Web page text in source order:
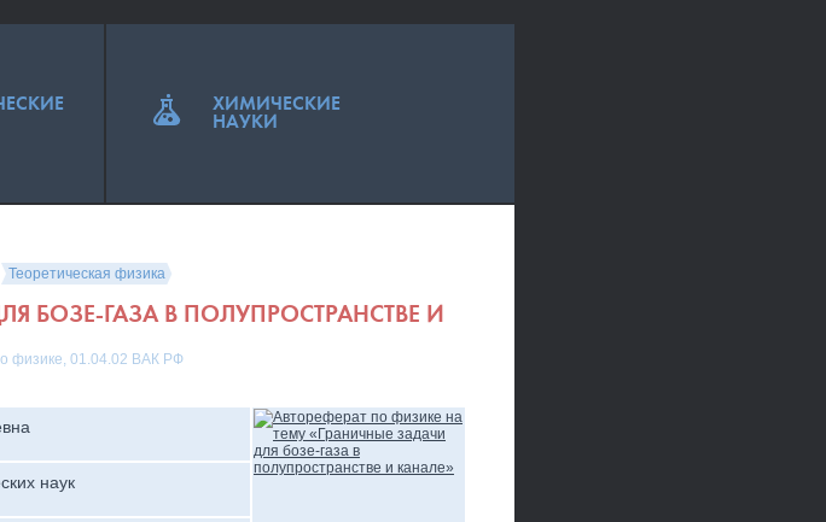
Теоретическая физика
БОЗЕ-ГАЗА В ПОЛУПРОСТРАНСТВЕ И
физике, 01.04.02 ВАК РФ
наук
ХИМИЧЕСКИЕ
НАУКИ